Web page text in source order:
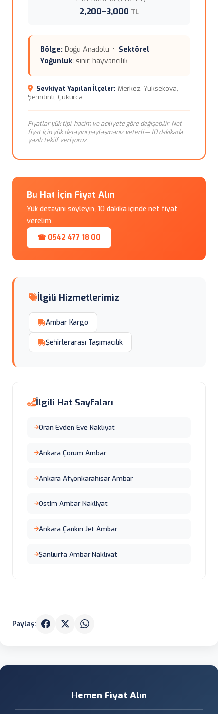
2,200–3,000 TL
Bölge: Doğu Anadolu • Sektörel
Yoğunluk: sınır, hayvancılık
Sevkiyat Yapılan İlçeler: Merkez, Yüksekova,
Şemdinli, Çukurca
Fiyatlar yük tipi, hacim ve aciliyete göre değişebilir. Net
fiyat için yük detayını paylaşmanız yeterli — 10 dakikada
yazılı teklif veriyoruz.
Bu Hat İçin Fiyat Alın
Yük detayını söyleyin, 10 dakika içinde net fiyat
verelim.
☎ 0542 477 18 00
İlgili Hizmetlerimiz
Ambar Kargo
Şehirlerarası Taşımacılık
İlgili Hat Sayfaları
Oran Evden Eve Nakliyat
Ankara Çorum Ambar
Ankara Afyonkarahisar Ambar
Ostim Ambar Nakliyat
Ankara Çankırı Jet Ambar
Şanlıurfa Ambar Nakliyat
Paylaş:
Hemen Fiyat Alın